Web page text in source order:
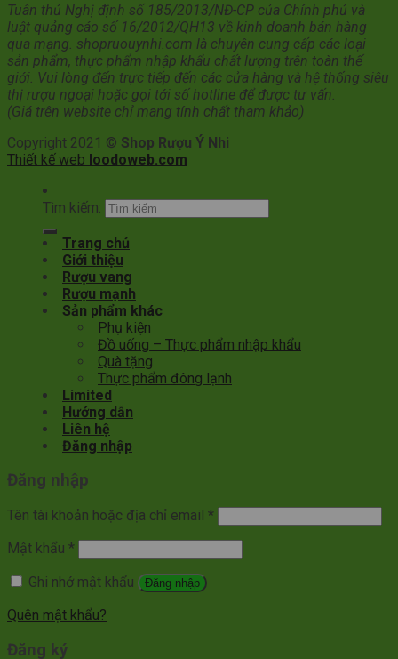
Tuân thủ Nghị định số 185/2013/NĐ-CP của Chính phủ và
luật quảng cáo số 16/2012/QH13 về kinh doanh bán hàng
qua mạng. shopruouynhi.com là chuyên cung cấp các loại
sản phẩm, thực phẩm nhập khẩu chất lượng trên toàn thế
giới. Vui lòng đến trực tiếp đến các cửa hàng và hệ thống siêu
thị rượu ngoại hoặc gọi tới số hotline để được tư vấn.
(Giá trên website chỉ mang tính chất tham khảo)
Copyright 2021 © Shop Rượu Ý Nhi
Thiết kế web loodoweb.com
Tìm kiếm:
Trang chủ
Giới thiệu
Rượu vang
Rượu mạnh
Sản phẩm khác
Phụ kiện
Đồ uống – Thực phẩm nhập khẩu
Quà tặng
Thực phẩm đông lạnh
Limited
Hướng dẫn
Liên hệ
Đăng nhập
Đăng nhập
Tên tài khoản hoặc địa chỉ email *
Mật khẩu *
Ghi nhớ mật khẩu
Đăng nhập
Quên mật khẩu?
Đăng ký